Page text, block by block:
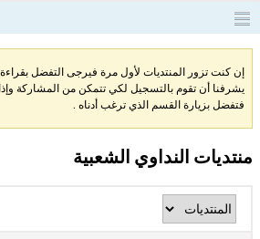
إن كنت تزور المنتديات لأول مرة فيرجى التفضل
يشرفنا أن تقوم بالتسجيل لكي تتمكن من المشاركة
فتفضل بزيارة القسم الذي ترغب أدناه .
منتديات النداوي الشعبية